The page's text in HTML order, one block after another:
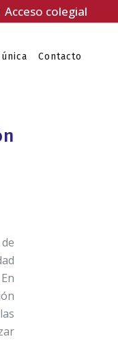
Acceso colegial
Contacto